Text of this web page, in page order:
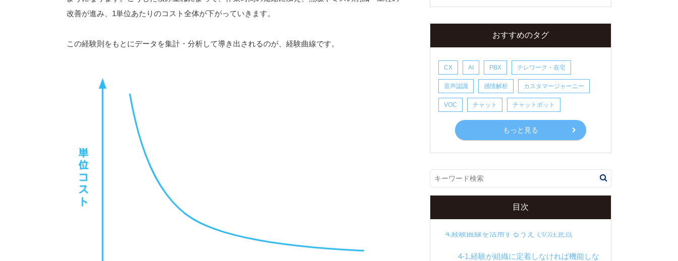
改善が進み、1単位あたりのコスト全体が下がっていきます。
この経験則をもとにデータを集計・分析して導き出されるのが、経験曲線です。
おすすめのタグ
CX AI PBX テレワーク・在宅
音声認識 感情解析 カスタマージャーニー
VOC チャット チャットボット
もっと見る
目次
1.経験曲線とは
1-1.経験曲線が発見された経緯
1-2.経験曲線が発生する要因
1-3.経験曲線と似た用語との違い
3-1.職務の専門化・分業化
3-2.自動化ツールの導入
3-3.作業方法のマニュアル化
4.経験曲線を活用するうえでの注意点
4-1.経験が組織に定着しなければ機能しな